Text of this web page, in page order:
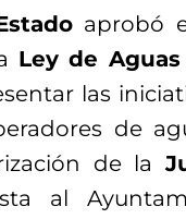
aprobó
Ley de Aguas
las
de
de la
al